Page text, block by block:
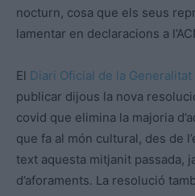
nocturn, cosa que els seus
lamentar en declaracions a
El Diari Oficial de la Generalitat
publicar dijous la nova
covid que elimina la majoria
que fa al món cultural, des de
text aquesta mitjanit passada,
d’aforaments. La resolució